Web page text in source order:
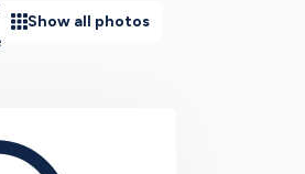
Show all photos